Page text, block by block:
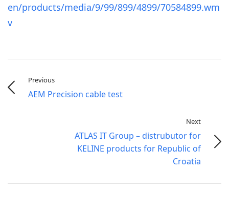
en/products/media/9/99/899/4899/70584899.wm
v
Previous
AEM Precision cable test
Next
ATLAS IT Group – distrubutor for
KELINE products for Republic of
Croatia